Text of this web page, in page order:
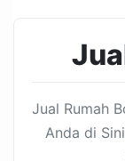
Jual Rumah
Anda di